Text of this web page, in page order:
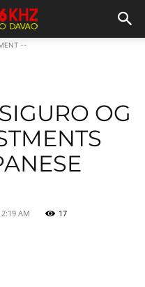
--
OG
AM 17